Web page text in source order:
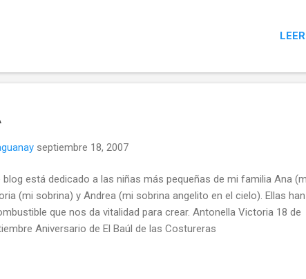
ideas y si sabes más que yo ¿me enseñarás? Por ahora
cómo tomar las medidas y algunos cálculos sencillos para poner
septiembre 18, 2007
blog está dedicado a las niñas más pequeñas de mi familia Ana
(mi sobrina) y Andrea (mi sobrina angelito en el cielo). Ellas
que nos da vitalidad para crear. Antonella Victoria 18 de
Aniversario de El Baúl de las Costureras